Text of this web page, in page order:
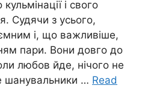
і свого
Судячи з усього,
і, що важливіше,
пари. Вони довго до
любов йде, нічого не
шанувальники … Read